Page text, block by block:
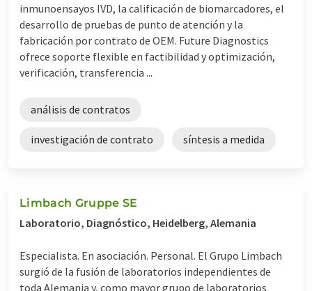
inmunoensayos IVD, la calificación de biomarcadores, el
desarrollo de pruebas de punto de atención y la
fabricación por contrato de OEM. Future Diagnostics
ofrece soporte flexible en factibilidad y optimización,
verificación, transferencia ...
análisis de contratos
investigación de contrato síntesis a medida
Limbach Gruppe SE
Laboratorio, Diagnóstico, Heidelberg, Alemania
Especialista. En asociación. Personal. El Grupo Limbach
surgió de la fusión de laboratorios independientes de
toda Alemania y, como mayor grupo de laboratorios